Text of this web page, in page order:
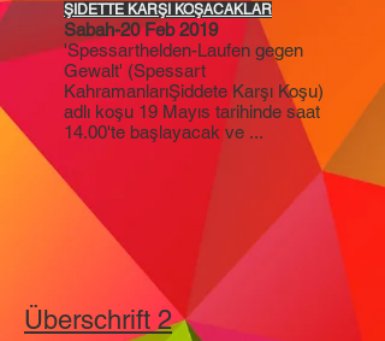
ŞIDETTE KARŞ I KOŞACAKLAR
Sabah-20 Feb 2019
'Spessarthelden-Laufen gegen
Gewalt' (Spessart
KahramanlarıŞiddete Karşı Koşu)
adlı koşu 19 Mayıs tarihinde saat
14.00'te başlayacak ve ...
Überschrift 2